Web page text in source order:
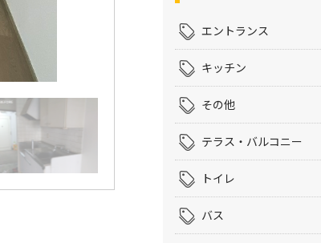
エントランス
キッチン
その他
テラス・バルコニー
トイレ
バス